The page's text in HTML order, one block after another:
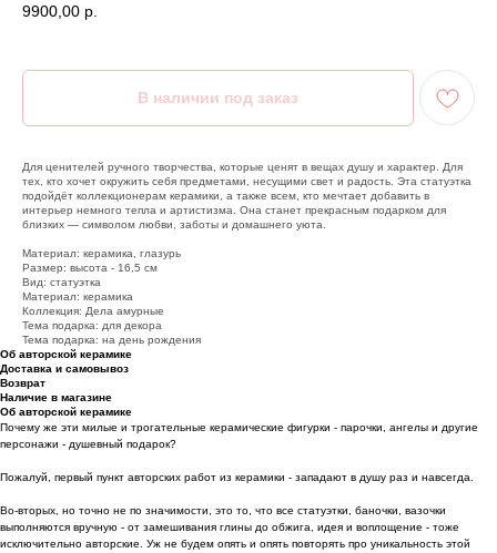
9900,00 р.
Для ценителей ручного творчества, которые ценят в вещах душу и характер. Для
тех, кто хочет окружить себя предметами, несущими свет и радость. Эта статуэтка
подойдёт коллекционерам керамики, а также всем, кто мечтает добавить в
интерьер немного тепла и артистизма. Она станет прекрасным подарком для
близких — символом любви, заботы и домашнего уюта.
Материал: керамика, глазурь
Размер: высота - 16,5 см
Вид: статуэтка
Материал: керамика
Коллекция: Дела амурные
Тема подарка: для декора
Тема подарка: на день рождения
Об авторской керамике
Доставка и самовывоз
Возврат
Наличие в магазине
Об авторской керамике
Почему же эти милые и трогательные керамические фигурки - парочки, ангелы и другие
персонажи - душевный подарок?
Пожалуй, первый пункт авторских работ из керамики - западают в душу раз и навсегда.
Во-вторых, но точно не по значимости, это то, что все статуэтки, баночки, вазочки
выполняются вручную - от замешивания глины до обжига, идея и воплощение - тоже
исключительно авторские. Уж не будем опять и опять повторять про уникальность этой